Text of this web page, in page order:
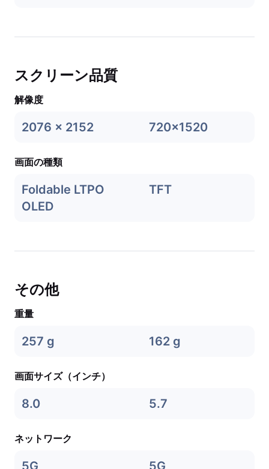
スクリーン品質
解像度
2076 x 2152 720x1520
画面の種類
Foldable LTPO
OLED
TFT
その他
重量
257 g 162 g
画面サイズ（インチ）
8.0 5.7
ネットワーク
5G 5G